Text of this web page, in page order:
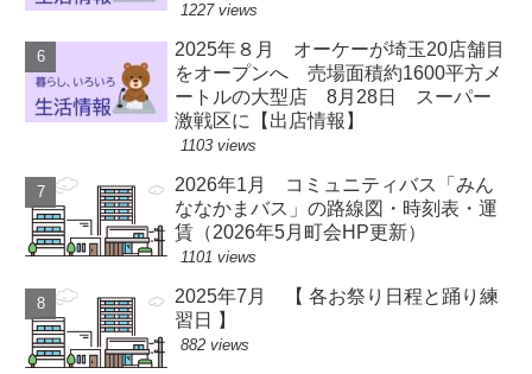
1227 views
2025年８月 オーケーが埼玉20店舗目
をオープンへ 売場面積約1600平方メ
ートルの大型店 8月28日 スーパー
激戦区に【出店情報】
1103 views
2026年1月 コミュニティバス「みん
ななかまバス」の路線図・時刻表・運
賃（2026年5月町会HP更新）
1101 views
2025年7月 【 各お祭り日程と踊り練
習日 】
882 views